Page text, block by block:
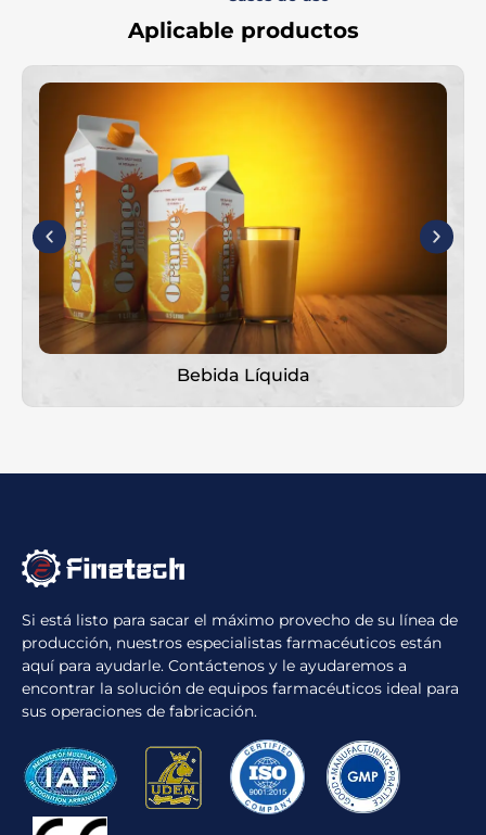
Aplicable productos
Bebida Líquida
Si está listo para sacar el máximo provecho de su línea de
producción, nuestros especialistas farmacéuticos están
aquí para ayudarle. Contáctenos y le ayudaremos a
encontrar la solución de equipos farmacéuticos ideal para
sus operaciones de fabricación.